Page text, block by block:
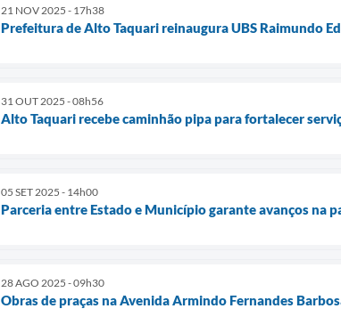
21 NOV 2025 - 17h38
Prefeitura de Alto Taquari reinaugura UBS Raimundo
31 OUT 2025 - 08h56
Alto Taquari recebe caminhão pipa para fortalecer
05 SET 2025 - 14h00
Parceria entre Estado e Município garante avanços na
28 AGO 2025 - 09h30
Obras de praças na Avenida Armindo Fernandes